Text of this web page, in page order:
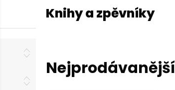
Knihy a zpěvníky
Nejprodávanější